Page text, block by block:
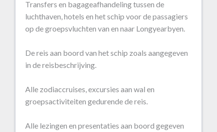
Transfers en bagageafhandeling tussen de
luchthaven, hotels en het schip voor de passagiers
op de groepsvluchten van en naar Longyearbyen.
De reis aan boord van het schip zoals aangegeven
in de reisbeschrijving.
Alle zodiaccruises, excursies aan wal en
groepsactiviteiten gedurende de reis.
Alle lezingen en presentaties aan boord gegeven